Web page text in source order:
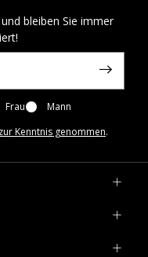
bleiben Sie immer
Frau
Mann
Kenntnis genommen.